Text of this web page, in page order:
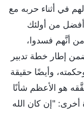
لهم في أثناء حربه مع
من أولئك
من أنَّهم فسدوا،
إطار خطة تدبير
وأيضًا حقيقة
هو الأعظم شأنًا
أخرى: "إن كان الله